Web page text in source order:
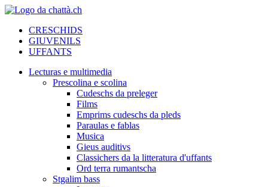
CRESCHIDS
GIUVENILS
UFFANTS
Lecturas e multimedia
Prescolina e scolina
Cudeschs da preleger
Films
Emprims cudeschs da pleds
Paraulas e fablas
Musica
Gieus auditivs
Classichers da la litteratura d'uffants
Ord terra rumantscha
Stgalim bass